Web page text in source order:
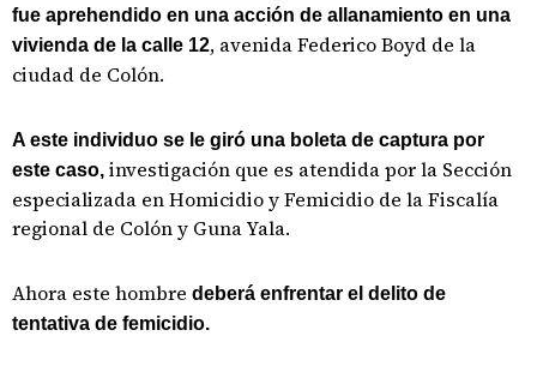
fue aprehendido en una acción de allanamiento en una
vivienda de la calle 12, avenida Federico Boyd de la
ciudad de Colón.
A este individuo se le giró una boleta de captura por
este caso, investigación que es atendida por la Sección
especializada en Homicidio y Femicidio de la Fiscalía
regional de Colón y Guna Yala.
Ahora este hombre deberá enfrentar el delito de
tentativa de femicidio.